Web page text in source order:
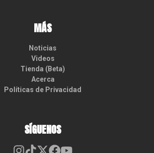
MÁS
Noticias
Videos
Tienda (Beta)
Acerca
Políticas de Privacidad
SÍGUENOS